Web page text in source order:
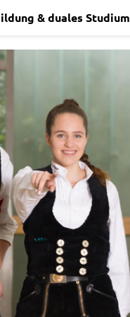
& duales Studium